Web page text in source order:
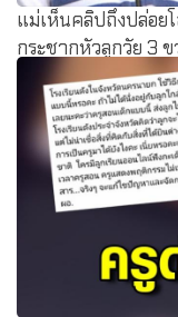
แม่เห็นคลิปถึงปล่อย
กระชากหัวลูกวัย 3